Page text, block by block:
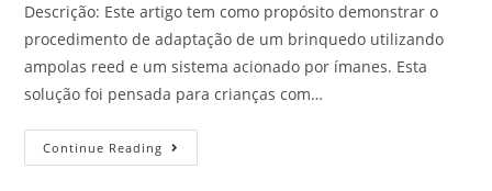
Descrição: Este artigo tem como propósito demonstrar o
procedimento de adaptação de um brinquedo utilizando
ampolas reed e um sistema acionado por ímanes. Esta
solução foi pensada para crianças com…
Continue Reading Jipe
Telecomandado